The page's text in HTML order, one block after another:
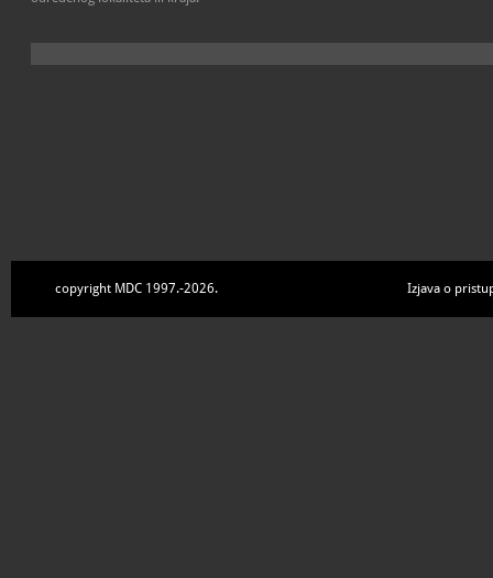
copyright MDC 1997.-2026. Izjava o